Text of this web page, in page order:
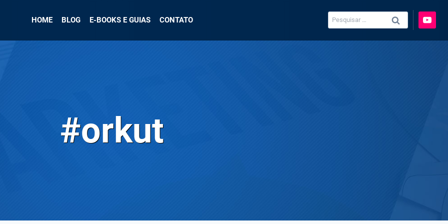
HOME BLOG E-BOOKS E GUIAS CONTATO
Pesquisar
por:
#orkut